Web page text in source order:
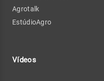
Agrotalk
EstúdioAgro
Vídeos